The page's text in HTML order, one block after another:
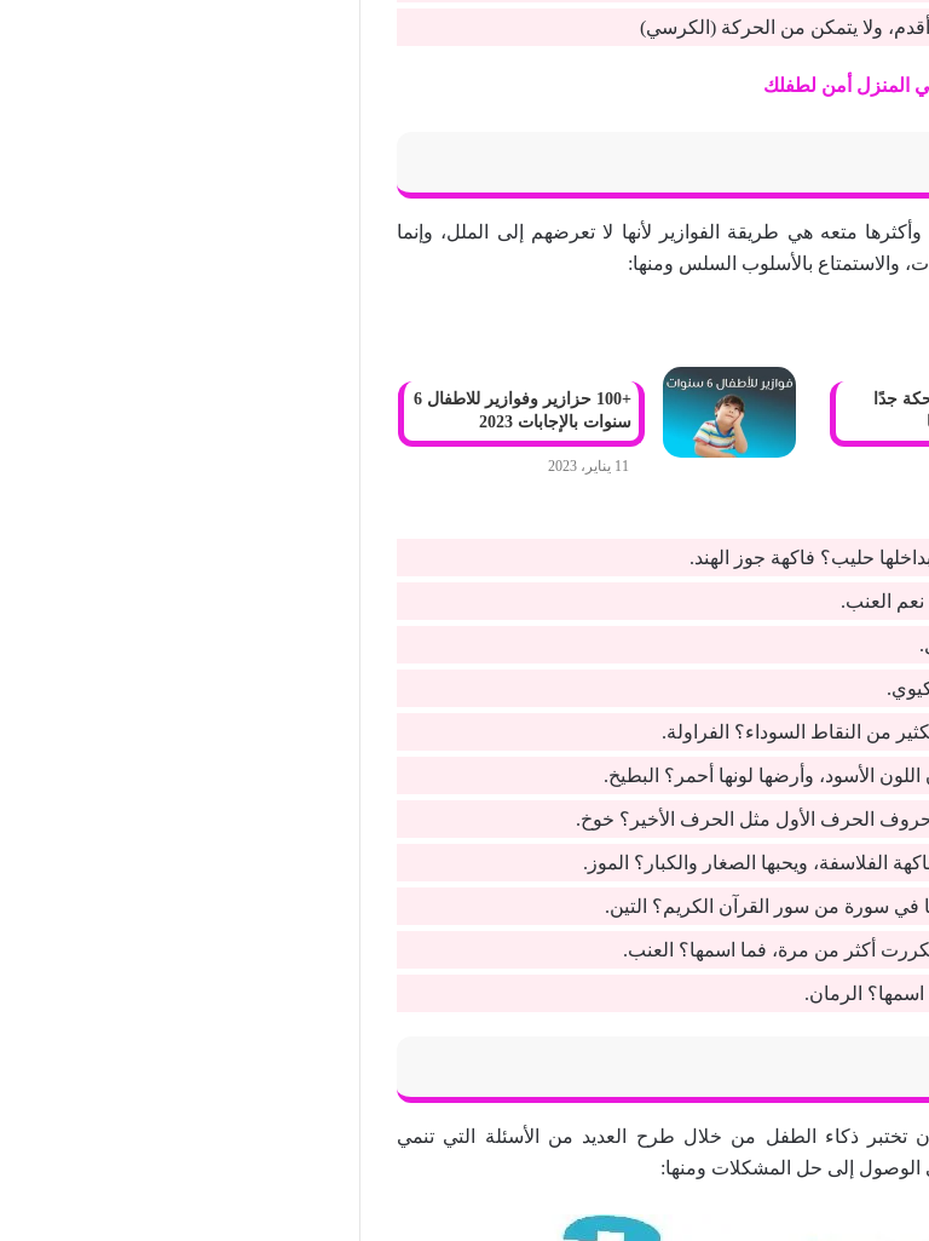
ولا يتمكن من الحركة (الكرسي)
المنزل أمن لطفلك
متعه هي طريقة الفوازير لأنها لا تعرضهم إلى الملل، وإنما
والاستمتاع بالأسلوب السلس ومنها:
جدًا
+100 حزازير وفوازير للاطفال 6
سنوات بالإجابات 2023
11 يناير، 2023
حليب؟ فاكهة جوز الهند.
نعم العنب.
من النقاط السوداء؟ الفراولة.
الأسود، وأرضها لونها أحمر؟ البطيخ.
حروف الحرف الأول مثل الحرف الأخير؟ خوخ.
الفلاسفة، ويحبها الصغار والكبار؟ الموز.
في سورة من سور القرآن الكريم؟ التين.
أكثر من مرة، فما اسمها؟ العنب.
الرمان.
أن تختبر ذكاء الطفل من خلال طرح العديد من الأسئلة التي تنمي
الوصول إلى حل المشكلات ومنها: